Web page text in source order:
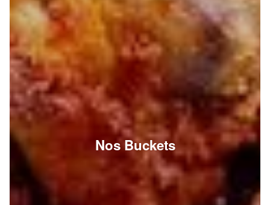
Nos Buckets